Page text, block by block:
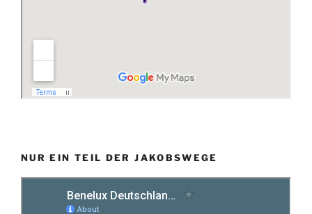
NUR EIN TEIL DER JAKOBSWEGE